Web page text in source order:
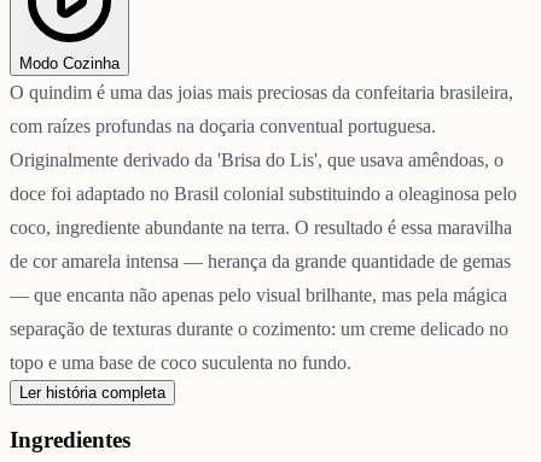
Modo Cozinha
O quindim é uma das joias mais preciosas da confeitaria brasileira,
com raízes profundas na doçaria conventual portuguesa.
Originalmente derivado da 'Brisa do Lis', que usava amêndoas, o
doce foi adaptado no Brasil colonial substituindo a oleaginosa pelo
coco, ingrediente abundante na terra. O resultado é essa maravilha
de cor amarela intensa — herança da grande quantidade de gemas
— que encanta não apenas pelo visual brilhante, mas pela mágica
separação de texturas durante o cozimento: um creme delicado no
topo e uma base de coco suculenta no fundo.
Ler história completa
Ingredientes